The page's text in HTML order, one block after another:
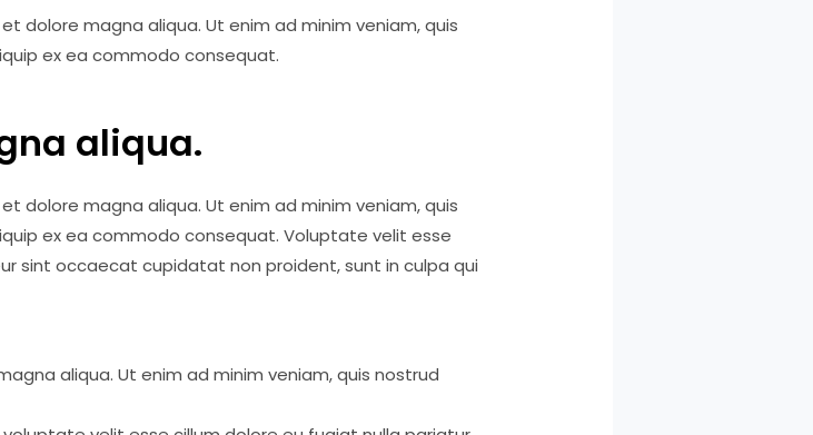
dolore magna aliqua. Ut enim ad minim veniam, quis
ex ea commodo consequat.
aliqua.
dolore magna aliqua. Ut enim ad minim veniam, quis
ex ea commodo consequat. Voluptate velit esse
sint occaecat cupidatat non proident, sunt in culpa qui
aliqua. Ut enim ad minim veniam, quis nostrud